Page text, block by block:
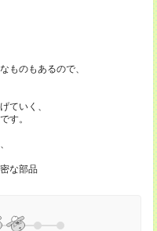
ものもあるので、
ていく、
す。
な部品